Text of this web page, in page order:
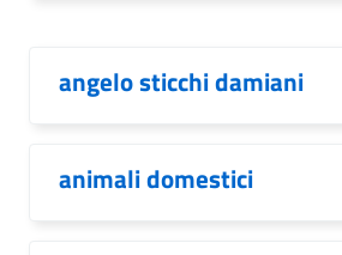
angelo sticchi damiani
animali domestici